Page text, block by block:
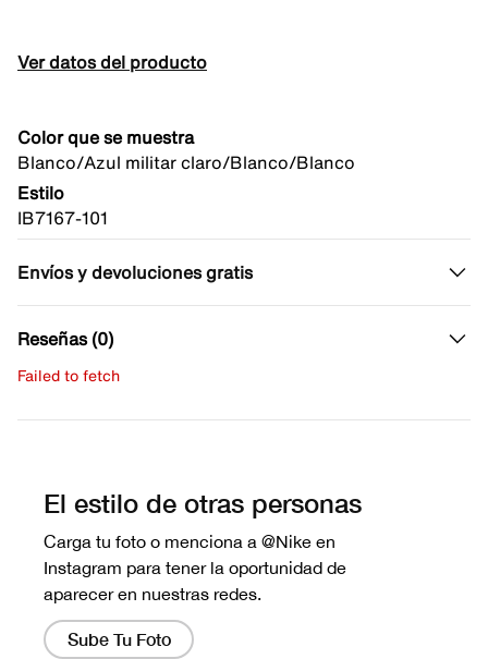
Ver datos del producto
Color que se muestra
Blanco/Azul militar claro/Blanco/Blanco
Estilo
IB7167-101
Envíos y devoluciones gratis
Reseñas (0)
Failed to fetch